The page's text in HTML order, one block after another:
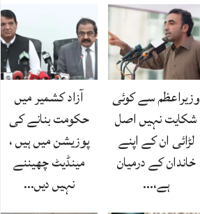
وزیراعظم سے کوئی
شکایت نہیں اصل
لڑائی ان کے اپنے
خاندان کے درمیان
ہے،…
آزاد کشمیر میں
حکومت بنانے کی
پوزیشن میں ہیں ،
مینڈیٹ چھیننے
نہیں دیں…